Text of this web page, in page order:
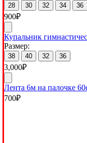
28 30 32 34 36
900₽
Купальник
Размер:
38 40 32 36
3,000₽
Лента 6м на палочке
700₽